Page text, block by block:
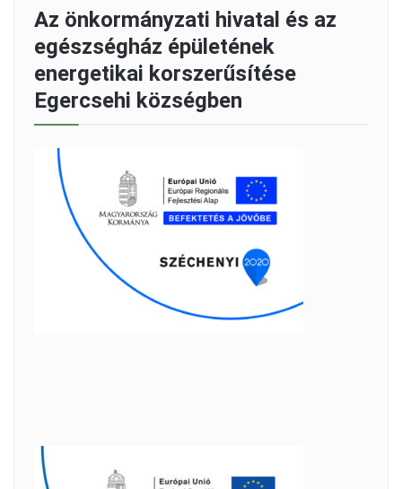
Az önkormányzati hivatal és az
egészségház épületének
energetikai korszerűsítése
Egercsehi községben